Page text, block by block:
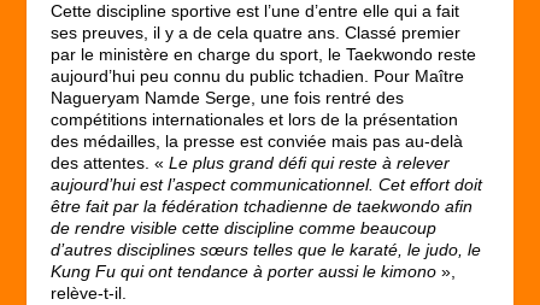
Cette discipline sportive est l’une d’entre elle qui a fait
ses preuves, il y a de cela quatre ans. Classé premier
par le ministère en charge du sport, le Taekwondo reste
aujourd’hui peu connu du public tchadien. Pour Maître
Nagueryam Namde Serge, une fois rentré des
compétitions internationales et lors de la présentation
des médailles, la presse est conviée mais pas au-delà
des attentes. «Le plus grand défi qui reste à relever
aujourd’hui est l’aspect communicationnel. Cet effort doit
être fait par la fédération tchadienne de taekwondo afin
de rendre visible cette discipline comme beaucoup
d’autres disciplines sœurs telles que le karaté, le judo, le
Kung Fu qui ont tendance à porter aussi le kimono»,
relève-t-il.